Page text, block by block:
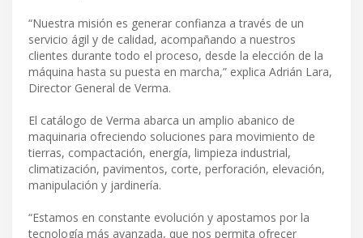
“Nuestra misión es generar confianza a través de un
servicio ágil y de calidad, acompañando a nuestros
clientes durante todo el proceso, desde la elección de la
máquina hasta su puesta en marcha,” explica Adrián Lara,
Director General de Verma.
El catálogo de Verma abarca un amplio abanico de
maquinaria ofreciendo soluciones para movimiento de
tierras, compactación, energía, limpieza industrial,
climatización, pavimentos, corte, perforación, elevación,
manipulación y jardinería.
“Estamos en constante evolución y apostamos por la
tecnología más avanzada, que nos permita ofrecer